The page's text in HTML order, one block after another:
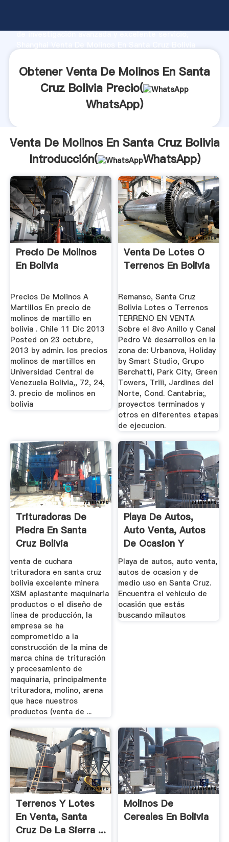
de investigación avanzada y excelente servicio,
clientes.
Obtener Venta De Molinos En Santa
Cruz Bolivia Precio(
WhatsApp)
Venta De Molinos En Santa Cruz Bolivia
Introducción(
WhatsApp)
Precio De Molinos
En Bolivia
Precios De Molinos A
Martillos En precio de
molinos de martillo en
bolivia . Chile 11 Dic 2013
Posted on 23 octubre,
2013 by admin. los precios
molinos de martillos en
Universidad Central de
Venezuela Bolivia,, 72, 24,
3. precio de molinos en
bolivia
Venta De Lotes O
Terrenos En Bolivia
Remanso, Santa Cruz
Bolivia Lotes o Terrenos
TERRENO EN VENTA
Sobre el 8vo Anillo y Canal
Pedro Vé desarrollos en la
zona de: Urbanova, Holiday
by Smart Studio, Grupo
Berchatti, Park City, Green
Towers, Triii, Jardines del
Norte, Cond. Cantabria;,
proyectos terminados y
otros en diferentes etapas
de ejecucion.
Trituradoras De
Piedra En Santa
Cruz Bolivia
venta de cuchara
trituradora en santa cruz
bolivia excelente minera
XSM aplastante maquinaria
productos o el diseño de
línea de producción, la
empresa se ha
comprometido a la
construcción de la mina de
marca china de trituración
y procesamiento de
maquinaria, principalmente
trituradora, molino, arena
que hace nuestros
productos (venta de ...
Playa De Autos,
Auto Venta, Autos
De Ocasion Y
Medio Uso ...
Playa de autos, auto venta,
autos de ocasion y de
medio uso en Santa Cruz.
Encuentra el vehiculo de
ocasión que estás
buscando milautos
Terrenos Y Lotes
En Venta, Santa
Cruz De La Sierra ...
Molinos De
Cereales En Bolivia